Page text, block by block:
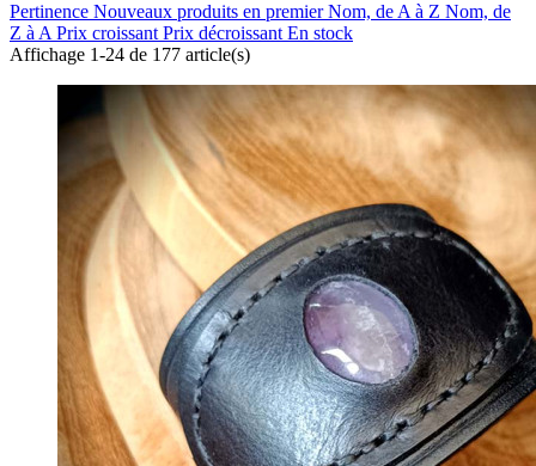
Pertinence Nouveaux produits en premierNom, de A à Z Nom, de
Z à A Prix croissant Prix décroissant En stock
Affichage 1-24 de 177 article(s)